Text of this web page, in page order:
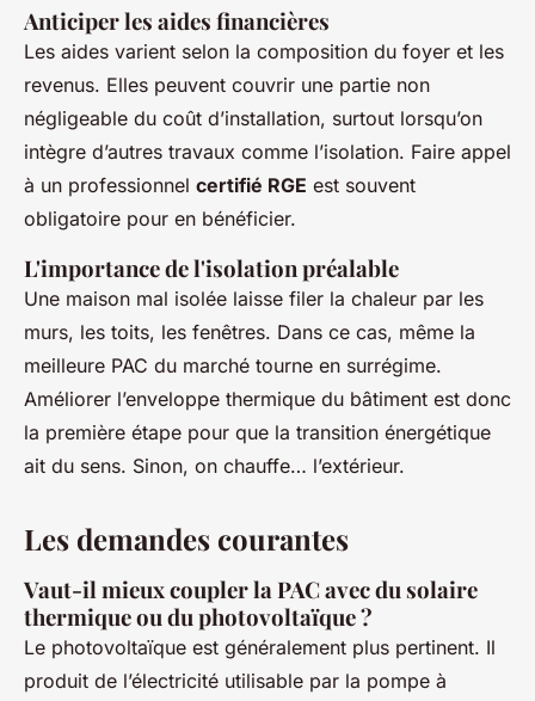
Anticiper les aides financières
Les aides varient selon la composition du foyer et les
revenus. Elles peuvent couvrir une partie non
négligeable du coût d’installation, surtout lorsqu’on
intègre d’autres travaux comme l’isolation. Faire appel
à un professionnel certifié RGE est souvent
obligatoire pour en bénéficier.
L'importance de l'isolation préalable
Une maison mal isolée laisse filer la chaleur par les
murs, les toits, les fenêtres. Dans ce cas, même la
meilleure PAC du marché tourne en surrégime.
Améliorer l’enveloppe thermique du bâtiment est donc
la première étape pour que la transition énergétique
ait du sens. Sinon, on chauffe… l’extérieur.
Les demandes courantes
Vaut-il mieux coupler la PAC avec du solaire
thermique ou du photovoltaïque ?
Le photovoltaïque est généralement plus pertinent. Il
produit de l’électricité utilisable par la pompe à